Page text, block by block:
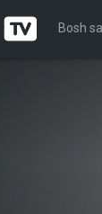
Bosh